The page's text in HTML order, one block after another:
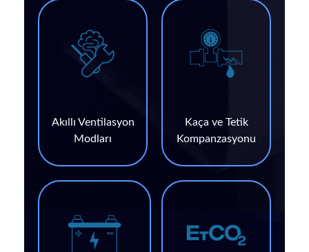
Akıllı Ventilasyon
Modları
Kaça ve Tetik
Kompanzasyonu